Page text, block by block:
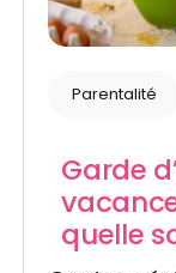
Parentalité
Garde
quelle